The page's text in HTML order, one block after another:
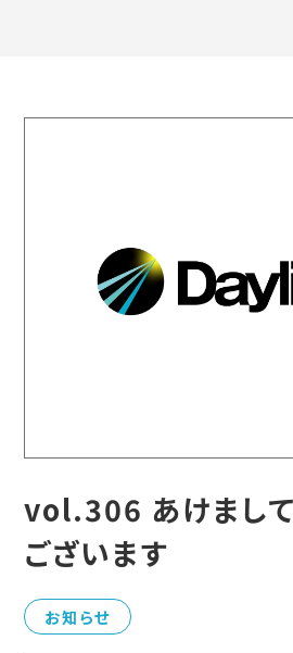
vol.306 あけまし
ございます
お知らせ